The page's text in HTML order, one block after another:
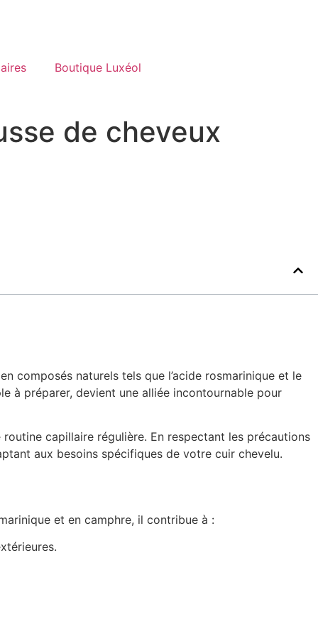
Boutique Luxéol
de cheveux
composés naturels tels que l’acide rosmarinique et le
à préparer, devient une alliée incontournable pour
routine capillaire régulière. En respectant les précautions
aux besoins spécifiques de votre cuir chevelu.
et en camphre, il contribue à :